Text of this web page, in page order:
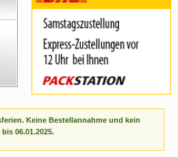
Keine Bestellannahme und kein
06.01.2025.